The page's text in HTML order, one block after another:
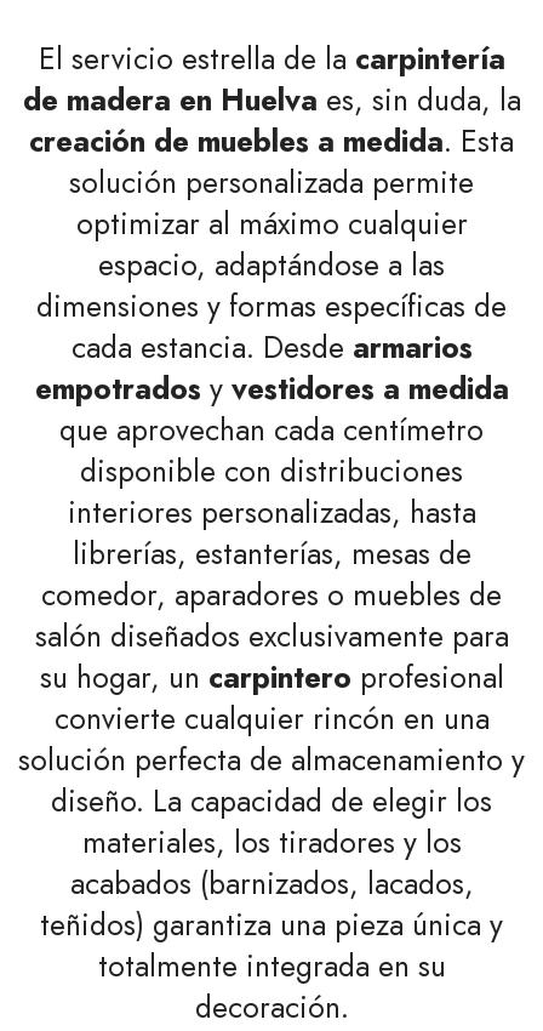
El servicio estrella de la carpintería
de madera en Huelva es, sin duda, la
creación de muebles a medida. Esta
solución personalizada permite
optimizar al máximo cualquier
espacio, adaptándose a las
dimensiones y formas específicas de
cada estancia. Desde armarios
empotrados y vestidores a medida
que aprovechan cada centímetro
disponible con distribuciones
interiores personalizadas, hasta
librerías, estanterías, mesas de
comedor, aparadores o muebles de
salón diseñados exclusivamente para
su hogar, un carpintero profesional
convierte cualquier rincón en una
solución perfecta de almacenamiento y
diseño. La capacidad de elegir los
materiales, los tiradores y los
acabados (barnizados, lacados,
teñidos) garantiza una pieza única y
totalmente integrada en su
decoración.